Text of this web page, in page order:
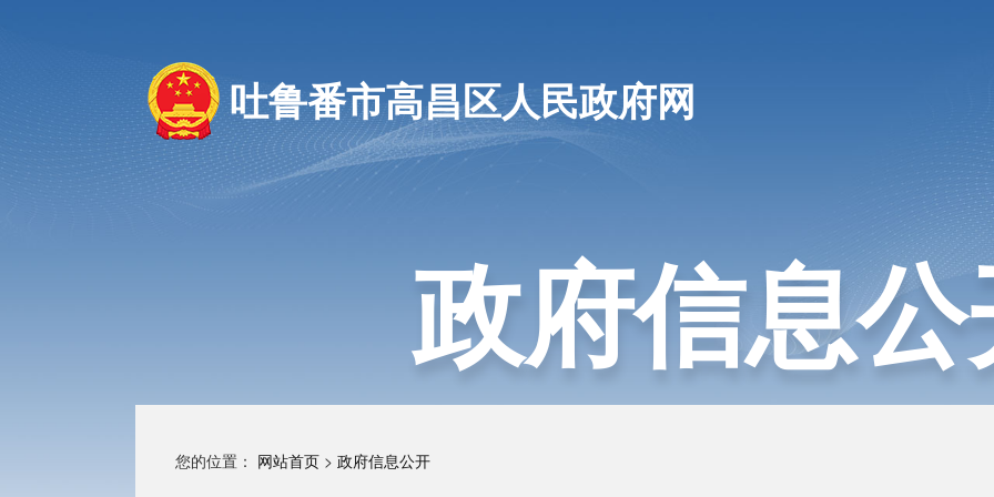
吐鲁番市高昌区人民政府网
政府信息
您的位置： 网站首页 > 政府信息公开